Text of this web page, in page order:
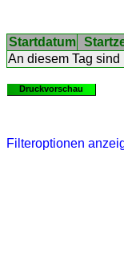
Startdatum
An diesem Tag
Druckvorschau
Filteroptionen